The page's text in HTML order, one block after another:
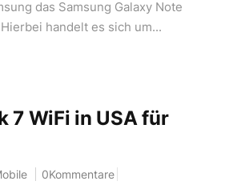
das Samsung Galaxy Note
handelt es sich um...
7 WiFi in USA für
0Kommentare